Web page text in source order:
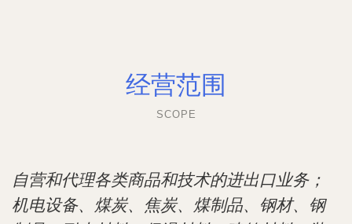
经营范围
SCOPE
自营和代理各类商品和技术的进出口业务；
机电设备、煤炭、焦炭、煤制品、钢材、钢